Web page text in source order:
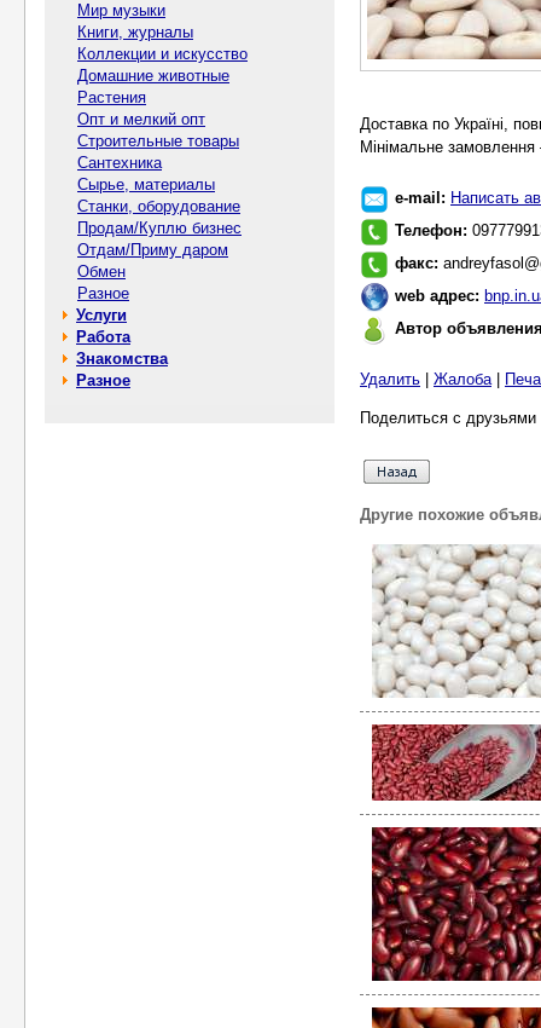
Мир музыки
Книги, журналы
Коллекции и искусство
Домашние животные
Растения
Опт и мелкий опт
Строительные товары
Сантехника
Сырье, материалы
Станки, оборудование
Продам/Куплю бизнес
Отдам/Приму даром
Обмен
Разное
Услуги
Работа
Знакомства
Разное
Доставка по Україні,
Мінімальне
e-mail: Написать
Телефон:
факс:
web адрес:
Автор
Удалить Жалоба|
Поделиться с
Другие похожие